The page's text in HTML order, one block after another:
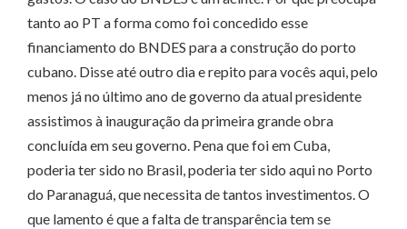
tanto ao PT a forma como foi concedido esse
financiamento do BNDES para a construção do porto
cubano. Disse até outro dia e repito para vocês aqui, pelo
menos já no último ano de governo da atual presidente
assistimos à inauguração da primeira grande obra
concluída em seu governo. Pena que foi em Cuba,
poderia ter sido no Brasil, poderia ter sido aqui no Porto
do Paranaguá, que necessita de tantos investimentos. O
que lamento é que a falta de transparência tem se